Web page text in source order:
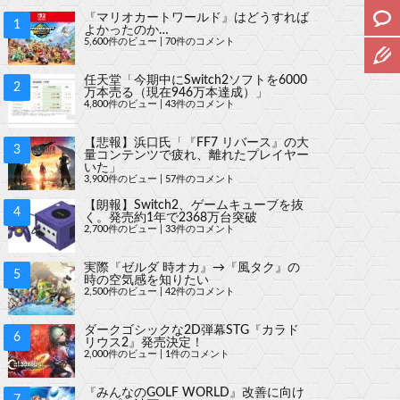
『マリオカートワールド』はどうすれば
よかったのか…
5,600件のビュー 70件のコメント
任天堂「今期中にSwitch2ソフトを6000
万本売る（現在946万本達成）」
4,800件のビュー 43件のコメント
【悲報】浜口氏「『FF7 リバース』の大
量コンテンツで疲れ、離れたプレイヤー
いた」
3,900件のビュー 57件のコメント
【朗報】Switch2、ゲームキューブを抜
く。発売約1年で2368万台突破
2,700件のビュー 33件のコメント
実際『ゼルダ 時オカ』→『風タク』の
時の空気感を知りたい
2,500件のビュー 42件のコメント
ダークゴシックな2D弾幕STG『カラド
リウス2』発売決定！
2,000件のビュー| 1件のコメント
『みんなのGOLF WORLD』改善に向け